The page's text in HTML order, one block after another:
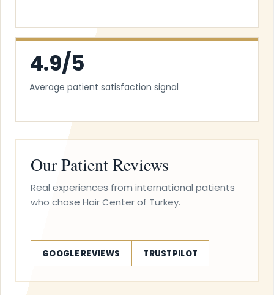
4.9/5
Average patient satisfaction signal
Our Patient Reviews
Real experiences from international patients
who chose Hair Center of Turkey.
GOOGLE REVIEWS TRUSTPILOT